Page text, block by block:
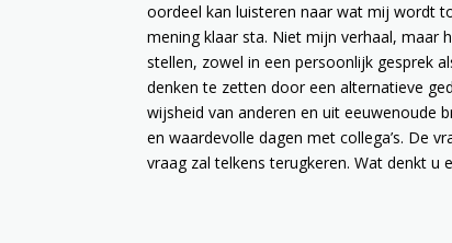
oordeel kan luisteren naar wat mij wordt
mening klaar sta. Niet mijn verhaal, maar
stellen, zowel in een persoonlijk gesprek
denken te zetten door een alternatieve
wijsheid van anderen en uit eeuwenoude
en waardevolle dagen met collega’s. De
vraag zal telkens terugkeren. Wat denkt u